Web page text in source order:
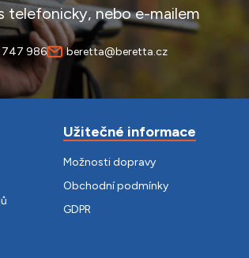
telefonicky, nebo e-mailem
986 beretta@beretta.cz
Užitečné informace
Možnosti dopravy
Obchodní podmínky
GDPR